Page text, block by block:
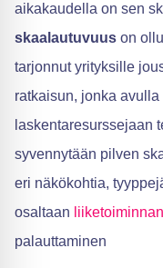
aikakaudella on sen
skaalautuvuus on
tarjonnut yrityksille
ratkaisun, jonka
laskentaresurssejaan
syvennytään pilven
eri näkökohtia,
osaltaan
palauttaminen